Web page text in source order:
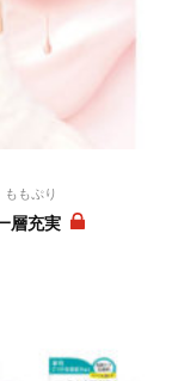
ももぷり
層充実